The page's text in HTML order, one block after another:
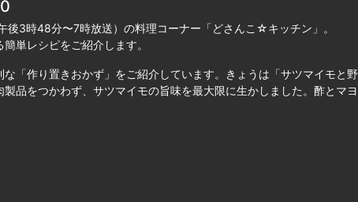
後3時48分〜7時放送）の料理コーナー「どさんこ☆キッチン」。
単レシピをご紹介します。
「作り置きおかず」をご紹介しています。きょうは「サツマイモと野
品をつかわず、サツマイモの旨味を最大限に生かしました。酢とマヨ